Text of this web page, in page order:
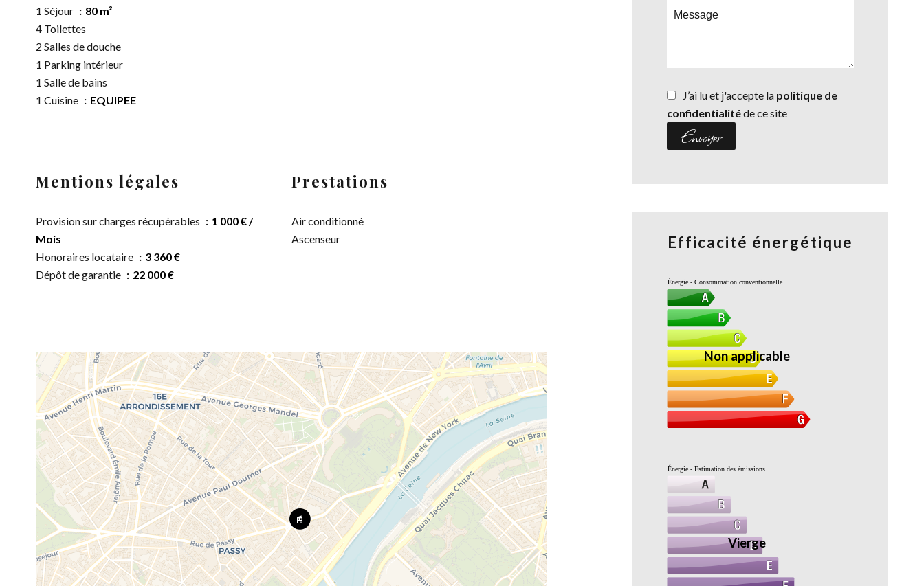
1 Séjour
80 m²
4 Toilettes
2 Salles de douche
1 Parking intérieur
1 Salle de bains
1 Cuisine
EQUIPEE
Mentions légales
Provision sur charges récupérables
1 000 € /
Mois
Honoraires locataire
3 360 €
Dépôt de garantie
22 000 €
Prestations
Air conditionné
Ascenseur
J’ai lu et j'accepte la politique de
confidentialitéde ce site
Envoyer
Efficacité énergétique
Énergie - Consommation conventionnelle
Non applicable
Énergie - Estimation des émissions
Vierge